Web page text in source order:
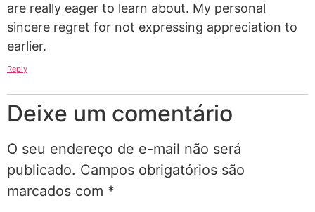
are really eager to learn about. My personal
sincere regret for not expressing appreciation to
earlier.
Reply
Deixe um comentário
O seu endereço de e-mail não será
publicado. Campos obrigatórios são
marcados com *